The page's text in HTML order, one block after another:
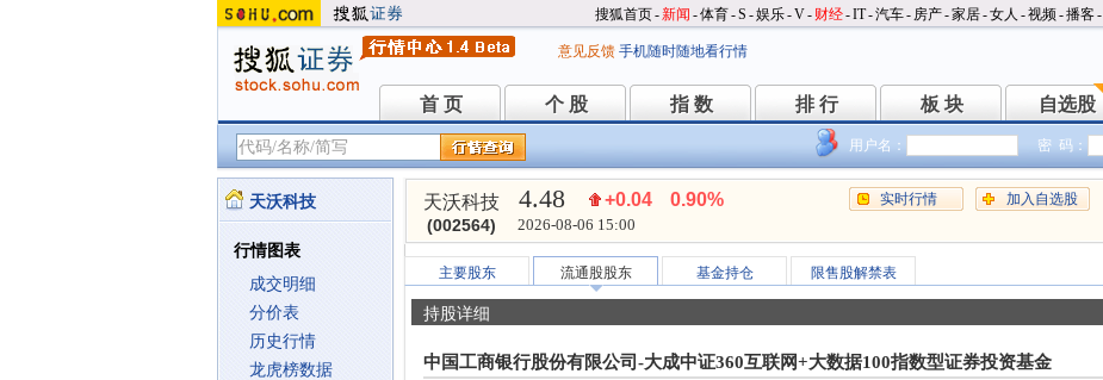
搜狐首页-新闻 -体育-S -娱乐-V- 财经-IT-汽车- 房产-家居-女人 -视频-播客-
意见反馈 手机随时随地看行情
首 页
首 页 个 股
个 股 指 数
指 数 排 行
排 行 板 块
板 块 自选股
自选股
用户名： 密 码：
天沃科技
行情图表
成交明细
分价表
历史行情
龙虎榜数据
天沃科技
(002564)
4.48 +0.04 0.90%
2026-08-06 15:00
实时行情 加入自选股
主要股东 流通股股东 基金持仓 限售股解禁表
持股详细
中国工商银行股份有限公司-大成中证360互联网+大数据100指数型证券投资基金